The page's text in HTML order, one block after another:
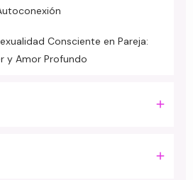
Consciente en Pareja:
y Amor Profundo